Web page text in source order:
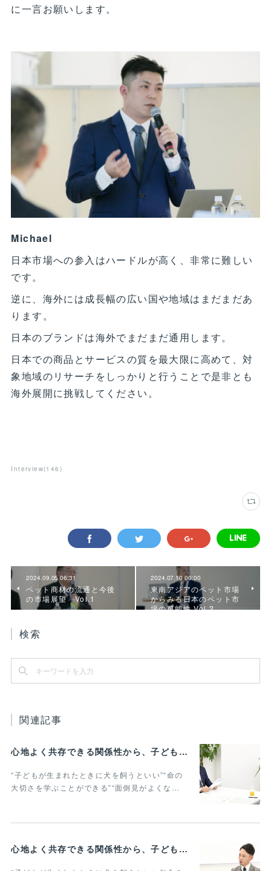
に一言お願いします。
Michael
日本市場への参入はハードルが高く、非常に難しい
です。
逆に、海外には成長幅の広い国や地域はまだまだあ
ります。
日本のブランドは海外でまだまだ通用します。
日本での商品とサービスの質を最大限に高めて、対
象地域のリサーチをしっかりと行うことで是非とも
海外展開に挑戦してください。
Interview(146 )
2024.09.05 06:31
ペット商材の流通と今後
の市場展望 Vol.1
2024.07.10 00:00
東南アジアのペット市場
からみる日本のペット市
場の可能性 Vol.2
検索
関連記事
心地よく共存できる関係性から、子どもの発達に動物がよりよい影響を与える Vol.3
“子どもが生まれたときに犬を飼うといい”“命の
大切さを学ぶことができる”“面倒見がよくな…
心地よく共存できる関係性から、子どもの発達に動物がよりよい影響を与える Vol.2